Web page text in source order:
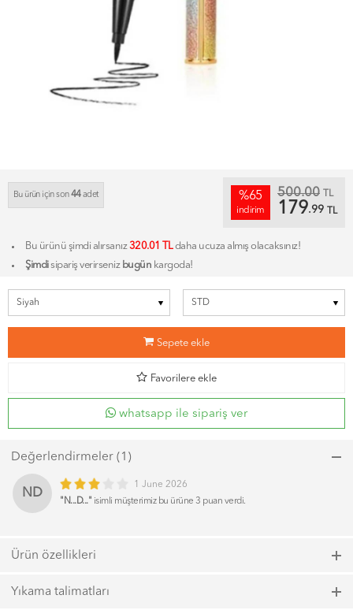
Bu ürün için son44adet %65
indirim
500.00 TL
179.99 TL
Bu ürünü şimdi alırsanız320.01 TLdaha ucuza almış olacaksınız!
Şimdisipariş verirseniz bugün kargoda!
b Sepete ekle
d Favorilere ekle
whatsapp ile sipariş ver
Değerlendirmeler (1)
ND
1 June 2026
"N...D..." isimli müşterimiz bu ürüne 3 puan verdi.
Ürün özellikleri
Yıkama talimatları